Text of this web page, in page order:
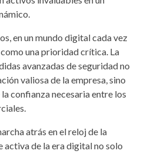
en un mundo digital cada vez
una prioridad crítica. La
avanzadas de seguridad no
valiosa de la empresa, sino
confianza necesaria entre los
atrás en el reloj de la
activa de la era digital no solo